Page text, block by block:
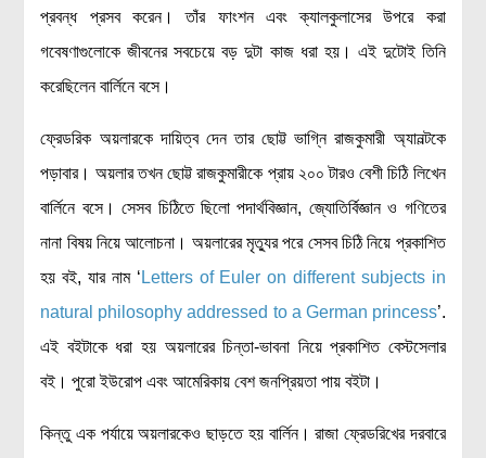
প্রবন্ধ প্রসব করেন। তাঁর ফাংশন এবং ক্যালকুলাসের উপরে করা
গবেষণাগুলোকে জীবনের সবচেয়ে বড় দুটা কাজ ধরা হয়। এই দুটোই তিনি
করেছিলেন বার্লিনে বসে।
ফ্রেডরিক অয়লারকে দায়িত্ব দেন তার ছোট্ট ভাগ্নি রাজকুমারী অ্যানল্টকে
পড়াবার। অয়লার তখন ছোট্ট রাজকুমারীকে প্রায় ২০০ টারও বেশী চিঠি লিখেন
বার্লিনে বসে। সেসব চিঠিতে ছিলো পদার্থবিজ্ঞান, জ্যোতির্বিজ্ঞান ও গণিতের
নানা বিষয় নিয়ে আলোচনা। অয়লারের মৃত্যুর পরে সেসব চিঠি নিয়ে প্রকাশিত
হয় বই, যার নাম ‘ Letters of Euler on different subjects in
natural philosophy addressed to a German princess’.
এই বইটাকে ধরা হয় অয়লারের চিন্তা-ভাবনা নিয়ে প্রকাশিত বেস্টসেলার
বই। পুরো ইউরোপ এবং আমেরিকায় বেশ জনপ্রিয়তা পায় বইটা।
কিন্তু এক পর্যায়ে অয়লারকেও ছাড়তে হয় বার্লিন। রাজা ফ্রেডরিখের দরবারে